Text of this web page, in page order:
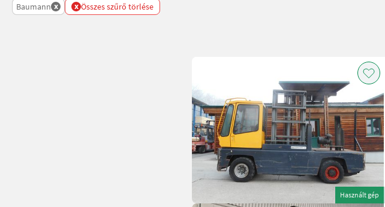
Baumann x x Összes szűrő törlése
Használt gép